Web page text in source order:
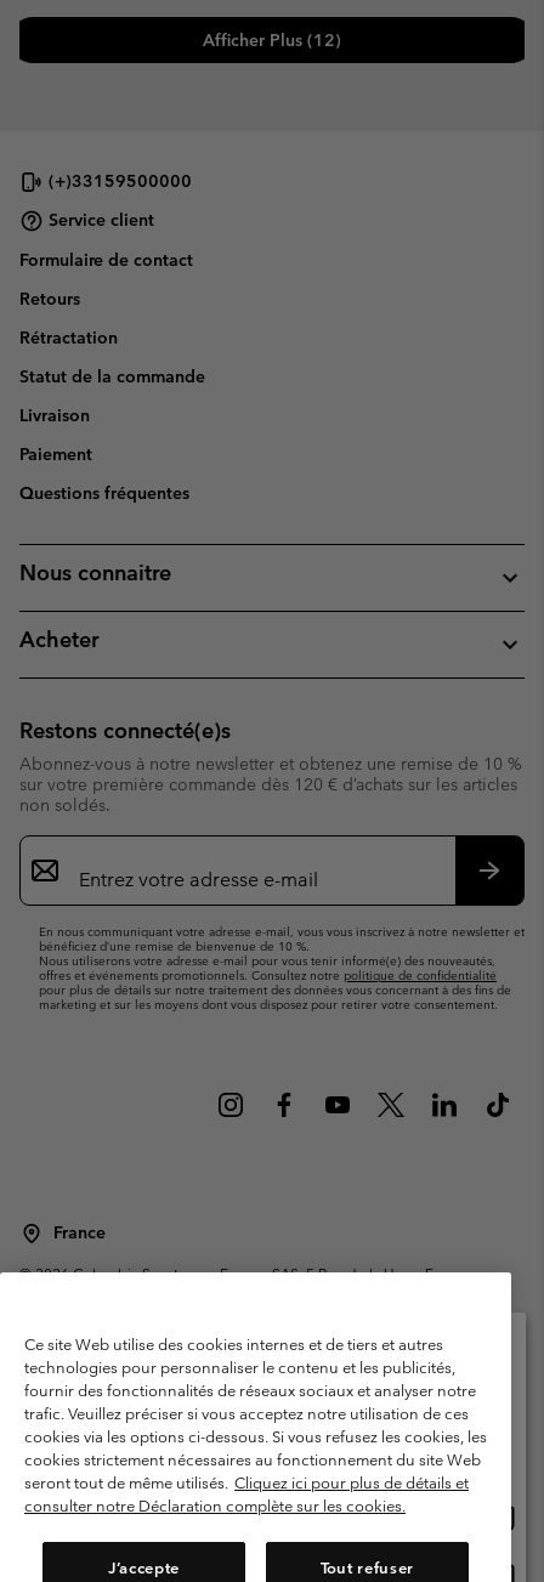
Afficher Plus (12)
(+)33159500000
Service client
Formulaire de contact
Retours
Rétractation
Statut de la commande
Livraison
Paiement
Questions fréquentes
Nous connaitre
Acheter
Restons connecté(e)s
Abonnez-vous à notre newsletter et obtenez une remise de 10 %
sur votre première commande dès 120 € d’achats sur les articles
non soldés.
Inscription
par
e-
En nous communiquant votre adresse e-mail, vous vous inscrivez à notre newsletter et
bénéficiez d’une remise de bienvenue de 10 %.
Nous utiliserons votre adresse e-mail pour vous tenir informé(e) des nouveautés,
offres et événements promotionnels. Consultez notre politique de confidentialité
pour plus de détails sur notre traitement des données vous concernant à des fins de
marketing et sur les moyens dont vous disposez pour retirer votre consentement.
France
©2026Columbia Sportswear Europe SAS. 5 Rue de la Haye, Espace
Garanties Légales
Politique de confidentialité
Conditions d'utilisation - Membres
Conditions D'utilisation - Contenu généré par l'utilisateur
Impressum
Cookies
Public CBCR
Ce site Web utilise des cookies internes et de tiers et autres
technologies pour personnaliser le contenu et les publicités,
fournir des fonctionnalités de réseaux sociaux et analyser notre
trafic. Veuillez préciser si vous acceptez notre utilisation de ces
cookies via les options ci-dessous. Si vous refusez les cookies, les
cookies strictement nécessaires au fonctionnement du site Web
seront tout de même utilisés. Cliquez ici pour plus de détails et
consulter notre Déclaration complète sur les cookies.
J’accepte Tout refuser
Veuillez sélectionner votre pays d’expédition et
votre langue
Achats en ligne disponibles
United States
ligne
France